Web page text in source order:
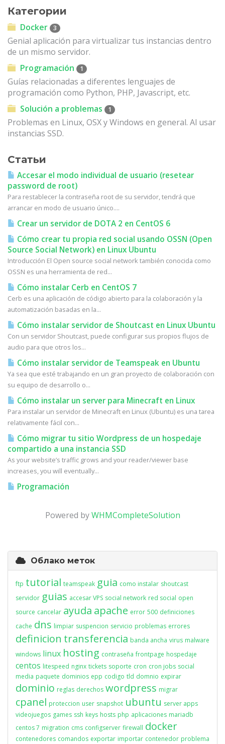
Категории
Docker 3
Genial aplicación para virtualizar tus instancias dentro
de un mismo servidor.
Programación
1
Guías relacionadas a diferentes lenguajes de
programación como Python, PHP, Javascript, etc.
Solución a problemas
1
Problemas en Linux, OSX y Windows en general. Al usar
instancias SSD.
Статьи
Accesar el modo individual de usuario (resetear
password de root)
Para restablecer la contraseña root de su servidor, tendrá que
arrancar en modo de usuario único....
Crear un servidor de DOTA 2 en CentOS 6
Cómo crear tu propia red social usando OSSN (Open
Source Social Network) en Linux Ubuntu
Introducción El Open source social network también conocida como
OSSN es una herramienta de red...
Cómo instalar Cerb en CentOS 7
Cerb es una aplicación de código abierto para la colaboración y la
automatización basadas en la...
Cómo instalar servidor de Shoutcast en Linux Ubuntu
Con un servidor Shoutcast, puede configurar sus propios flujos de
audio para que otros los...
Cómo instalar servidor de Teamspeak en Ubuntu
Ya sea que esté trabajando en un gran proyecto de colaboración con
su equipo de desarrollo o...
Cómo instalar un server para Minecraft en Linux
Para instalar un servidor de Minecraft en Linux (Ubuntu) es una tarea
relativamente fácil con...
Cómo migrar tu sitio Wordpress de un hospedaje
compartido a una instancia SSD
As your website’s traffic grows and your reader/viewer base
increases, you will eventually...
Programación
Powered byWHMCompleteSolution
Облако меток
ftp tutorial teamspeak guia como instalar shoutcast
servidor guias accesar VPS social network red social open
source cancelar ayuda apache error 500 definiciones
cache dns limpiar suspencion servicio problemas errores
definicion transferencia banda ancha virus malware
windows linux hosting contraseña frontpage hospedaje
centos litespeed nginx tickets soporte cron cron jobs social
media paquete dominios epp codigo tld domnio expirar
dominio reglas derechos wordpress migrar
cpanel proteccion user snapshot ubuntu server apps
videojuegos games ssh keys hosts php aplicaciones mariadb
centos 7 migration cms configserver firewall docker
contenedores comandos exportar importar contenedor problema